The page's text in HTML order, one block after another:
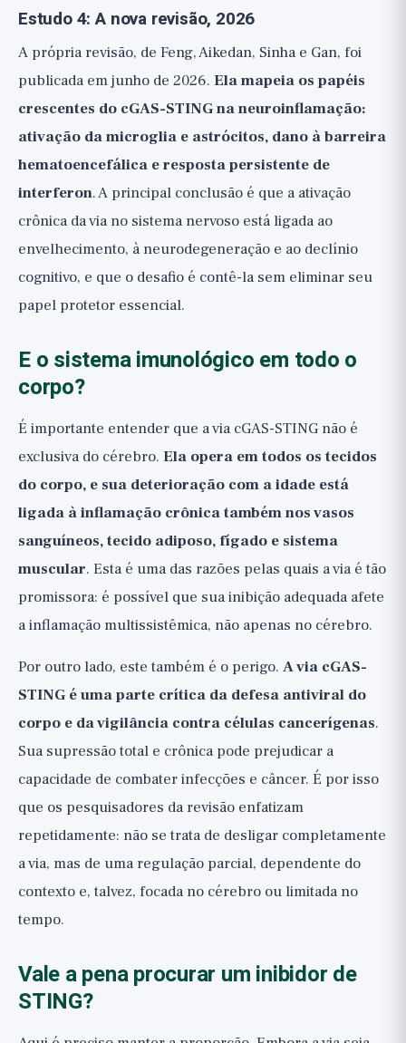
Estudo 4: A nova revisão, 2026
A própria revisão, de Feng, Aikedan, Sinha e Gan, foi
publicada em junho de 2026. Ela mapeia os papéis
crescentes do cGAS-STING na neuroinflamação:
ativação da microglia e astrócitos, dano à barreira
hematoencefálica e resposta persistente de
interferon. A principal conclusão é que a ativação
crônica da via no sistema nervoso está ligada ao
envelhecimento, à neurodegeneração e ao declínio
cognitivo, e que o desafio é contê-la sem eliminar seu
papel protetor essencial.
E o sistema imunológico em todo o
corpo?
É importante entender que a via cGAS-STING não é
exclusiva do cérebro. Ela opera em todos os tecidos
do corpo, e sua deterioração com a idade está
ligada à inflamação crônica também nos vasos
sanguíneos, tecido adiposo, fígado e sistema
muscular. Esta é uma das razões pelas quais a via é tão
promissora: é possível que sua inibição adequada afete
a inflamação multissistêmica, não apenas no cérebro.
Por outro lado, este também é o perigo. A via cGAS-
STING é uma parte crítica da defesa antiviral do
corpo e da vigilância contra células cancerígenas.
Sua supressão total e crônica pode prejudicar a
capacidade de combater infecções e câncer. É por isso
que os pesquisadores da revisão enfatizam
repetidamente: não se trata de desligar completamente
a via, mas de uma regulação parcial, dependente do
contexto e, talvez, focada no cérebro ou limitada no
tempo.
Vale a pena procurar um inibidor de
STING?